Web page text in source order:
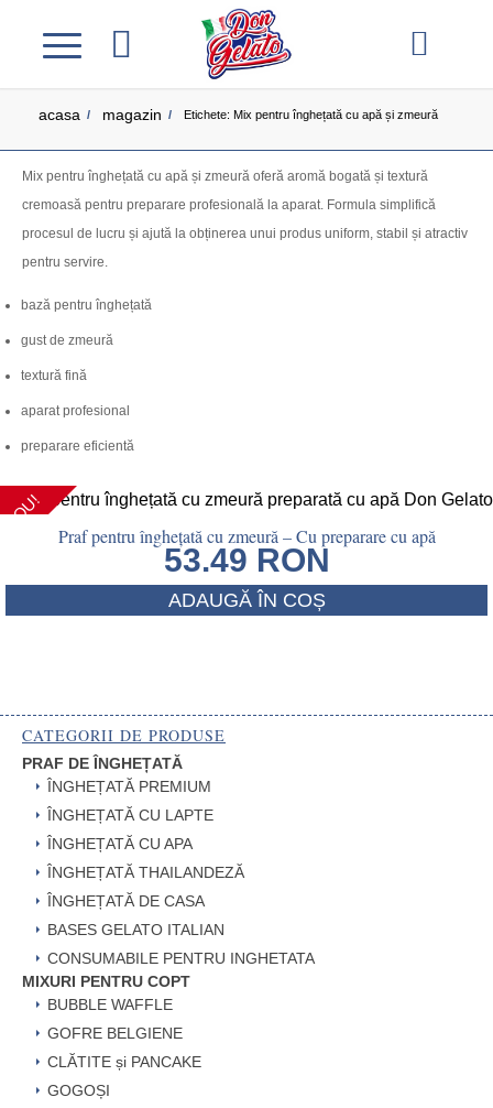
acasa / magazin / Etichete: Mix pentru înghețată cu apă și zmeură
Mix pentru înghețată cu apă și zmeură oferă aromă bogată și textură
cremoasă pentru preparare profesională la aparat. Formula simplifică
procesul de lucru și ajută la obținerea unui produs uniform, stabil și atractiv
pentru servire.
bază pentru înghețată
gust de zmeură
textură fină
aparat profesional
preparare eficientă
NOU!
Praf pentru înghețată cu zmeură – Cu preparare cu apă
53.49 RON
ADAUGĂ ÎN COȘ
CATEGORII DE PRODUSE
PRAF DE ÎNGHEȚATĂ
ÎNGHEȚATĂ PREMIUM
ÎNGHEȚATĂ CU LAPTE
ÎNGHEȚATĂ CU APA
ÎNGHEȚATĂ THAILANDEZĂ
ÎNGHEȚATĂ DE CASA
BASES GELATO ITALIAN
CONSUMABILE PENTRU INGHETATA
MIXURI PENTRU COPT
BUBBLE WAFFLE
GOFRE BELGIENE
CLĂTITE și PANCAKE
GOGOȘI